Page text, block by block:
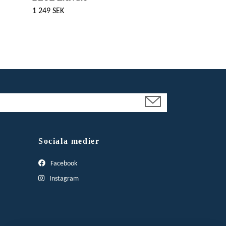
1 249 SEK
Sociala medier
Facebook
Instagram